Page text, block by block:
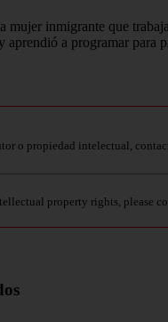
mujer inmigrante que
a programar para
o propiedad intelectual,
property rights, please